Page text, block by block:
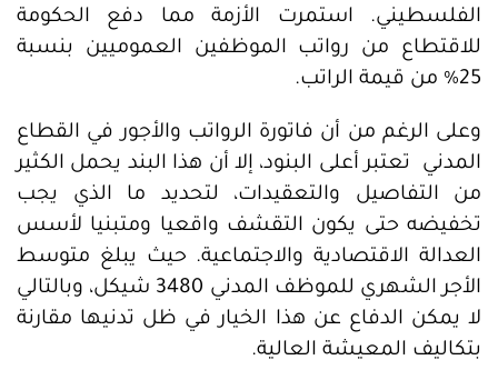
الفلسطيني. استمرت الأزمة مما دفع الحكومة
للاقتطاع من رواتب الموظفين العموميين بنسبة
25% من قيمة الراتب.
وعلى الرغم من أن فاتورة الرواتب والأجور في القطاع
المدني تعتبر أعلى البنود، إلا أن هذا البند يحمل الكثير
من التفاصيل والتعقيدات، لتحديد ما الذي يجب
تخفيضه حتى يكون التقشف واقعيا ومتبنيا لأسس
العدالة الاقتصادية والاجتماعية. حيث يبلغ متوسط
الأجر الشهري للموظف المدني 3480 شيكل، وبالتالي
لا يمكن الدفاع عن هذا الخيار في ظل تدنيها مقارنة
بتكاليف المعيشة العالية.